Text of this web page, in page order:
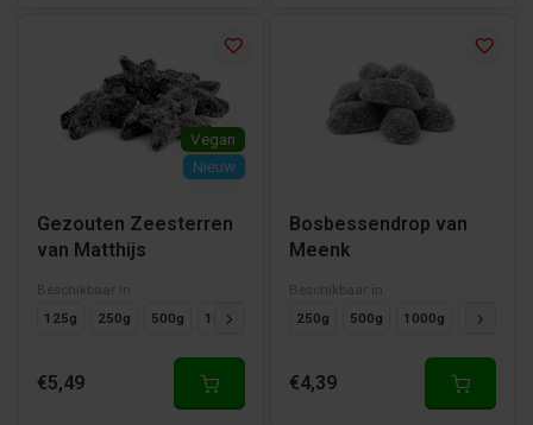
Vegan
Nieuw
Gezouten Zeesterren
van Matthijs
Beschikbaar in
125g
250g 500g 1000g
€5,49
Bosbessendrop van
Meenk
Beschikbaar in
250g
500g 1000g 125g
€4,39